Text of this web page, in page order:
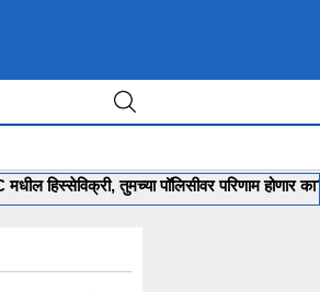
हिस्सेविक्री, तुमच्या पॉलिसीवर परिणाम होणार का?